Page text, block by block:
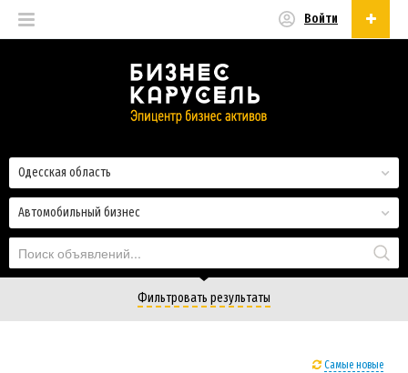
Войти
Автомобильный бизнес
Одесская область
Фильтровать результаты
Самые новые